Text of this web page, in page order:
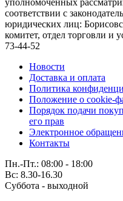
соответствии с
юридических лиц:
комитет, отдел торговли и
73-44-52
Новости
Доставка и оплата
Политика
Положение о cookie-
Порядок подачи
его прав
Электронное
Контакты
Пн.-Пт.: 08:00 - 18:00
Вс: 8.30-16.30
Суббота - выходной